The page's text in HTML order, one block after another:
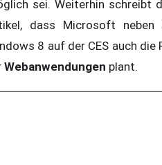
sei. Weiterhin schreibt
dass Microsoft neben
8 auf der CES auch
Webanwendungen plant.